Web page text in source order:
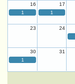
16 17
1
1
23 24
30 31
1